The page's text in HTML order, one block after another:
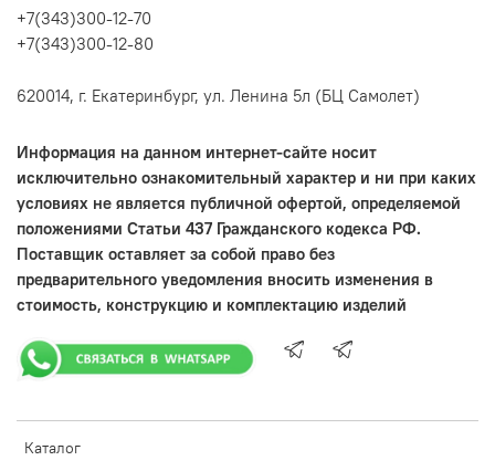
Каталог
+7(343)300-12-70
+7(343)300-12-80
620014, г. Екатеринбург, ул. Ленина 5л (БЦ Самолет)
Информация на данном интернет-сайте носит
исключительно ознакомительный характер и ни при каких
условиях не является публичной офертой, определяемой
положениями Статьи 437 Гражданского кодекса РФ.
Поставщик оставляет за собой право без
предварительного уведомления вносить изменения в
стоимость, конструкцию и комплектацию изделий